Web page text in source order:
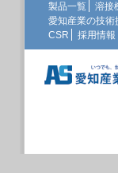
製品一覧 溶接
愛知産業の技術
CSR
採用情報